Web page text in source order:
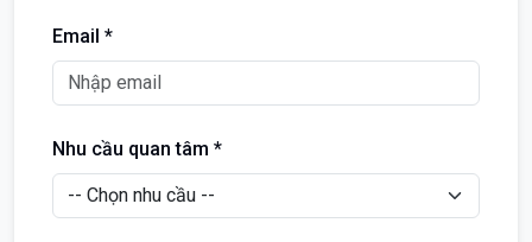
Email *
Nhu cầu quan tâm *